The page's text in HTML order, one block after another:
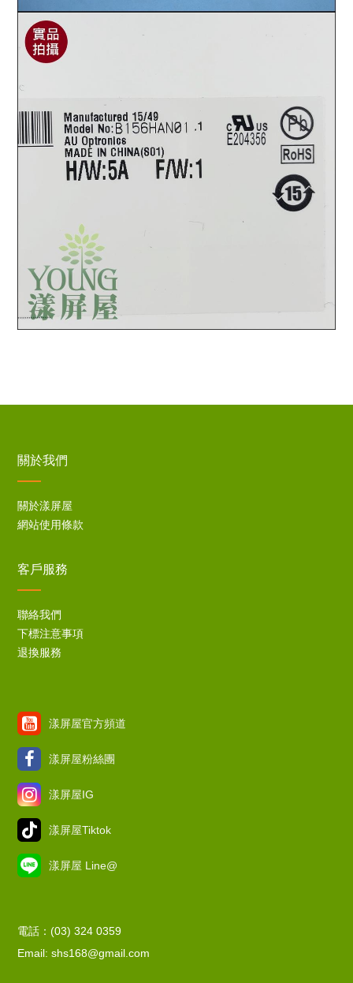
關於我們
關於漾屏屋
網站使用條款
客戶服務
聯絡我們
下標注意事項
退換服務
漾屏屋官方頻道
漾屏屋粉絲團
漾屏屋IG
漾屏屋Tiktok
漾屏屋 Line@
電話：(03) 324 0359
Email: shs168@gmail.com